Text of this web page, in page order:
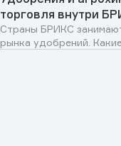
торговля внутри
Страны БРИКС
рынка удобрений.